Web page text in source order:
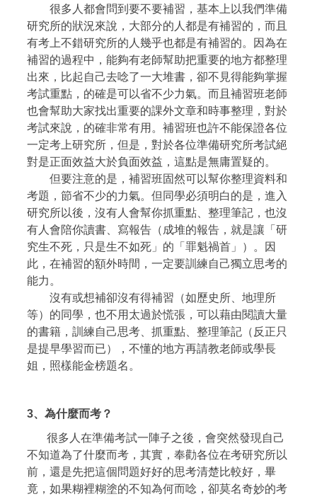
很多人都會問到要不要補習，基本上以我們準備
研究所的狀況來說，大部分的人都是有補習的，而且
有考上不錯研究所的人幾乎也都是有補習的。因為在
補習的過程中，能夠有老師幫助把重要的地方都整理
出來，比起自己去唸了一大堆書，卻不見得能夠掌握
考試重點，的確是可以省不少力氣。而且補習班老師
也會幫助大家找出重要的課外文章和時事整理，對於
考試來說，的確非常有用。補習班也許不能保證各位
一定考上研究所，但是，對於各位準備研究所考試絕
對是正面效益大於負面效益，這點是無庸置疑的。
但要注意的是，補習班固然可以幫你整理資料和
考題，節省不少的力氣。但同學必須明白的是，進入
研究所以後，沒有人會幫你抓重點、整理筆記，也沒
有人會陪你讀書、寫報告（成堆的報告，就是讓「研
究生不死，只是生不如死」的「罪魁禍首」）。因
此，在補習的額外時間，一定要訓練自己獨立思考的
能力。
沒有或想補卻沒有得補習（如歷史所、地理所
等）的同學，也不用太過於慌張，可以藉由閱讀大量
的書籍，訓練自己思考、抓重點、整理筆記（反正只
是提早學習而已），不懂的地方再請教老師或學長
姐，照樣能金榜題名。
3、 為什麼而考？
很多人在準備考試一陣子之後，會突然發現自己
不知道為了什麼而考，其實，奉勸各位在考研究所以
前，還是先把這個問題好好的思考清楚比較好，畢
竟，如果糊裡糊塗的不知為何而唸，卻莫名奇妙的考